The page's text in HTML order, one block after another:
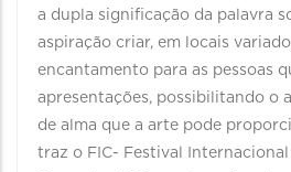
a dupla significação da palavra
aspiração criar, em locais
encantamento para as pessoas
apresentações, possibilitando o
de alma que a arte pode
traz o FIC- Festival Internacional